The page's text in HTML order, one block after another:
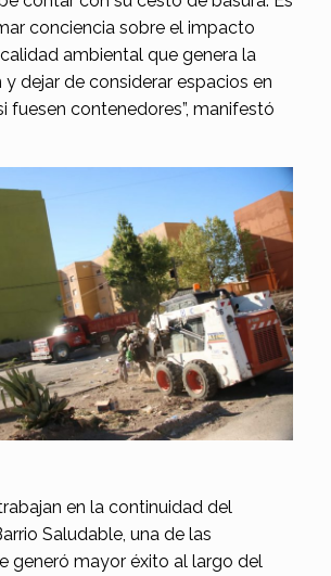
conciencia sobre el impacto
ambiental que genera la
dejar de considerar espacios en
fuesen contenedores”, manifestó
en la continuidad del
Saludable, una de las
generó mayor éxito al largo del